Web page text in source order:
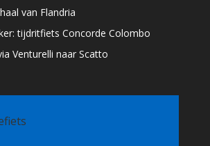
van Flandria
tijdritfiets Concorde Colombo
Venturelli naar Scatto